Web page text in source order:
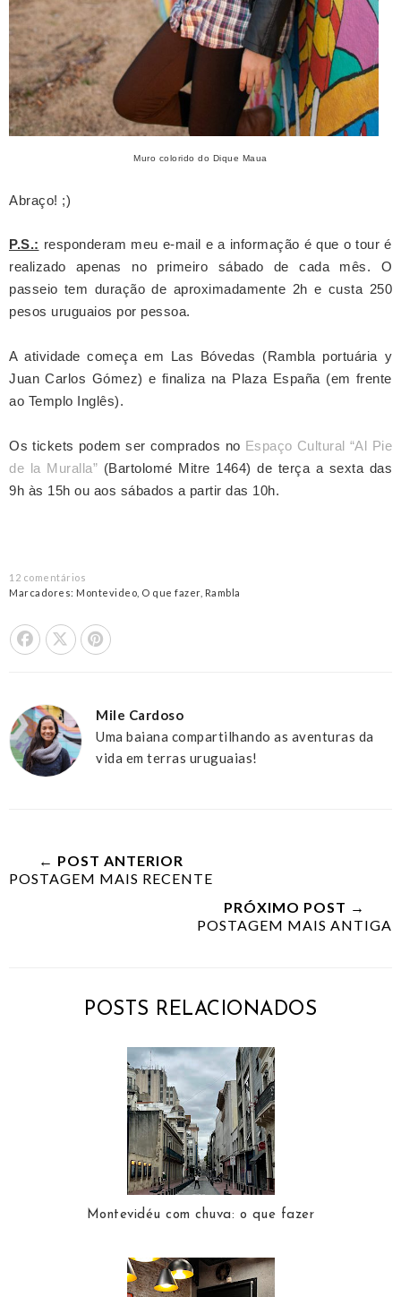
Muro colorido do Dique Maua
Abraço! ;)
P.S.: responderam meu e-mail e a informação é que o tour é
realizado apenas no primeiro sábado de cada mês. O
passeio tem duração de aproximadamente 2h e custa 250
pesos uruguaios por pessoa.
A atividade começa em Las Bóvedas (Rambla portuária y
Juan Carlos Gómez) e finaliza na Plaza España (em frente
ao Templo Inglês).
Os tickets podem ser comprados no Espaço Cultural “Al Pie
de la Muralla” (Bartolomé Mitre 1464) de terça a sexta das
9h às 15h ou aos sábados a partir das 10h.
12 comentários
Marcadores: Montevideo O que fazer, Rambla
Share On Facebook
Tweet This
Mile Cardoso
Uma baiana compartilhando as aventuras da
vida em terras uruguaias!
← POST ANTERIOR
POSTAGEM MAIS RECENTE
PRÓXIMO POST →
POSTAGEM MAIS ANTIGA
POSTS RELACIONADOS
Montevidéu com chuva: o que fazer